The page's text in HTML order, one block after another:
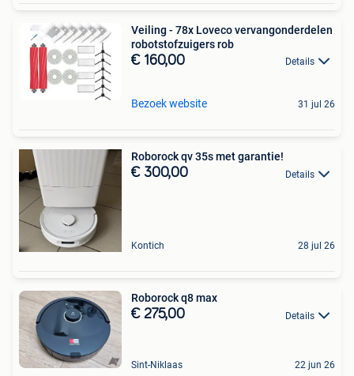
Veiling - 78x Loveco vervangonderdelen
robotstofzuigers rob
€ 160,00 Details
Bezoek website 31 jul 26
Roborock qv 35s met garantie!
€ 300,00 Details
Kontich 28 jul 26
Roborock q8 max
€ 275,00 Details
Sint-Niklaas 22 jun 26